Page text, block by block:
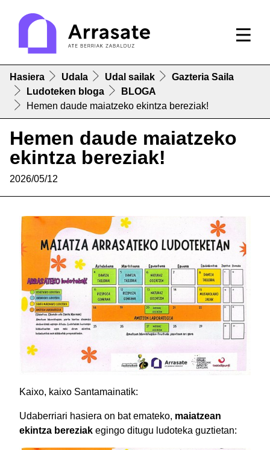
Hasiera Udala Udal sailak
Gazteria Saila
Ludoteken bloga
BLOGA
Hemen daude maiatzeko ekintza bereziak!
Hemen daude maiatzeko
ekintza bereziak!
2026/05/12
Kaixo, kaixo Santamainatik:
Udaberriari hasiera on bat emateko, maiatzean
ekintza bereziak egingo ditugu ludoteka guztietan: